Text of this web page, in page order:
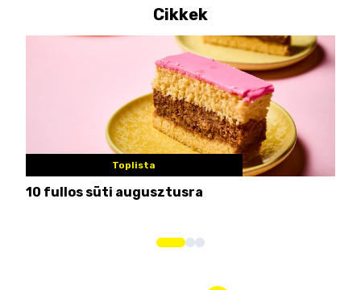
Cikkek
Toplista
10 fullos süti augusztusra